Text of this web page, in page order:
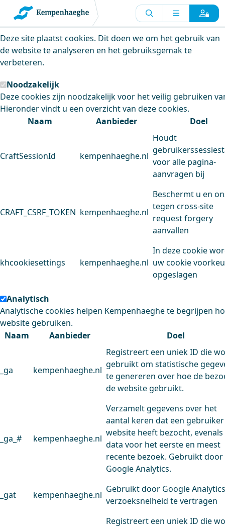
Kempenhaeghe maakt gebruik van
cookies
Deze site plaatst cookies. Dit doen we om het gebruik van
de website te analyseren en het gebruiksgemak te
verbeteren.
Noodzakelijk
Deze cookies zijn noodzakelijk voor het veilig gebruiken
Hieronder vindt u een overzicht van deze cookies.
Naam
Aanbieder Doel
CraftSessionId kempenhaeghe.nl
Houdt
voor alle pagina-
aanvragen bij
CRAFT_CSRF_TOKEN kempenhaeghe.nl
Beschermt u en
tegen cross-site
request forgery
aanvallen
khcookiesettings kempenhaeghe.nl
In deze cookie
uw cookie
opgeslagen
Analytisch
Analytische cookies helpen Kempenhaeghe te begrijpen
website gebruiken.
Naam
Aanbieder Doel
_ga kempenhaeghe.nl
Registreert een uniek ID die
gebruikt om statistische
te genereren over hoe de
de website gebruikt.
_ga_# kempenhaeghe.nl
Verzamelt gegevens over het
aantal keren dat een
website heeft bezocht, evenals
data voor het eerste en meest
recente bezoek. Gebruikt door
Google Analytics.
_gat kempenhaeghe.nl
Gebruikt door Google
verzoeksnelheid te vertragen
Registreert een uniek ID die